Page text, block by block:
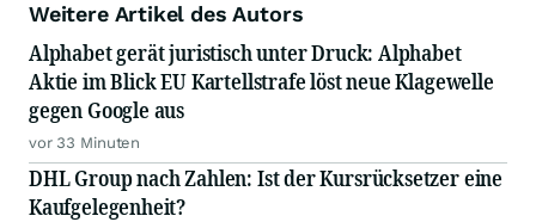
Weitere Artikel des Autors
Alphabet gerät juristisch unter Druck: Alphabet
Aktie im Blick EU Kartellstrafe löst neue Klagewelle
gegen Google aus
vor 33 Minuten
DHL Group nach Zahlen: Ist der Kursrücksetzer eine
Kaufgelegenheit?